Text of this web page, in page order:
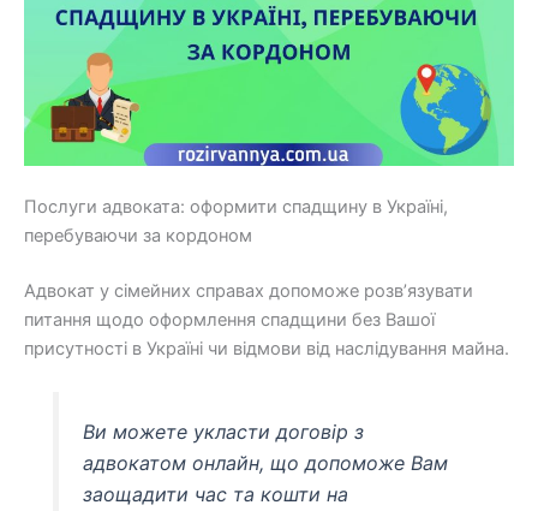
Послуги адвоката: оформити спадщину в Україні,
перебуваючи за кордоном
Адвокат у сімейних справах допоможе розв’язувати
питання щодо оформлення спадщини без Вашої
присутності в Україні чи відмови від наслідування майна.
Ви можете укласти договір з
адвокатом онлайн, що допоможе Вам
заощадити час та кошти на